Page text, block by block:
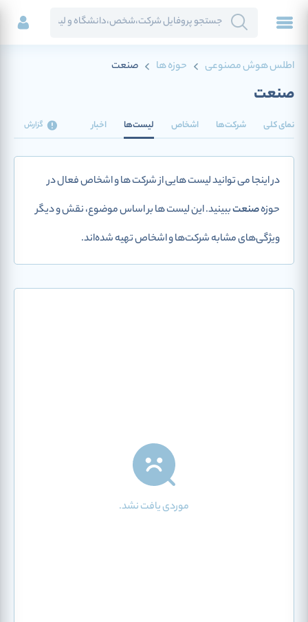
اطلس هوش مصنوعی حوزه ها صنعت
صنعت
نمای کلی شرکت‌ها اشخاص لیست‌ها اخبار گزارش
در اینجا می توانید لیست هایی از شرکت ها و اشخاص فعال در
حوزهصنعتببینید. این لیست ها بر اساس موضوع، نقش و دیگر
ویژگی‌های مشابه شرکت‌ها و اشخاص تهیه شده‌اند.
موردی یافت نشد.